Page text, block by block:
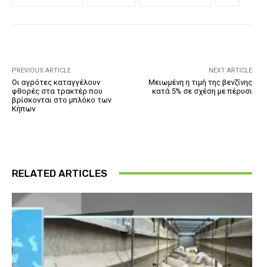
PREVIOUS ARTICLE
Οι αγρότες καταγγέλουν
φθορές στα τρακτέρ που
βρίσκονται στο μπλόκο των
Κήπων
NEXT ARTICLE
Μειωμένη η τιμή της βενζίνης
κατά 5% σε σχέση με πέρυσι
RELATED ARTICLES